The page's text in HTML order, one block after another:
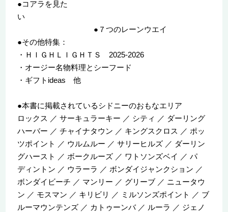
●コアラを見た
い
●７つのレーンウエイ
●その他特集：
・ＨＩＧＨＬＩＧＨＴＳ 2025-2026
・オージー名物料理とシーフード
・ギフトideas 他
●本書に掲載されているシドニーのおもなエリア
ロックス ／ サーキュラーキー ／ シティ ／ ダーリング
ハーバー ／ チャイナタウン ／ キングスクロス ／ ポッ
ツポイント ／ ウルムルー ／ サリーヒルズ ／ ダーリン
グハースト ／ ボークルーズ ／ ワトソンズベイ ／ パ
ディントン ／ ウラーラ ／ ボンダイジャンクション ／
ボンダイビーチ ／ マンリー ／ グリーブ ／ ニュータウ
ン ／ モスマン ／ キリビリ ／ ミルソンズポイント ／ ブ
ルーマウンテンズ ／ カトゥーンバ ／ ルーラ ／ ジェノ